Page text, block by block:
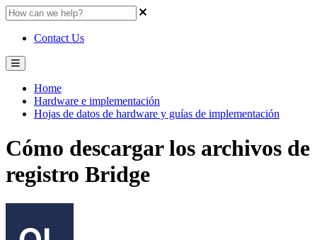
Contact Us
Home
Hardware e implementación
Hojas de datos de hardware y guías de implementación
Cómo descargar los archivos de
registro Bridge